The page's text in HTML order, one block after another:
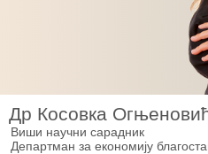
Др Косовка
Виши научни сарадник
Департман за економију